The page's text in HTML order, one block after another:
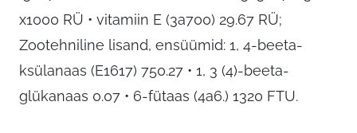
x1000 RÜ • vitamiin E (3a700) 29.67 RÜ;
Zootehniline lisand, ensüümid: 1, 4-beeta-
ksülanaas (E1617) 750.27 • 1, 3 (4)-beeta-
glükanaas 0.07 • 6-fütaas (4a6.) 1320 FTU.